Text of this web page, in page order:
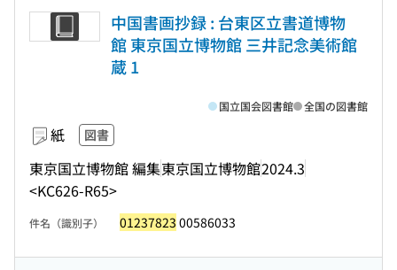
中国書画抄録 : 台東区立書道博物
館 東京国立博物館 三井記念美術館
蔵 1
紙 図書
東京国立博物館 編集東京国立博物館2024.3
<KC626-R65>
国立国会図書館 全国の図書館
件名（識別子） 01237823 00586033